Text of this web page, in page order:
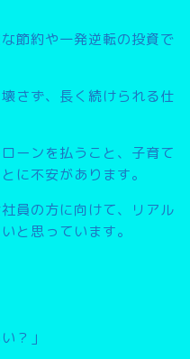
節約や一発逆転の投資で
さず、長く続けられる仕
ーンを払うこと、子育て
に不安があります。
員の方に向けて、リアル
と思っています。
？」